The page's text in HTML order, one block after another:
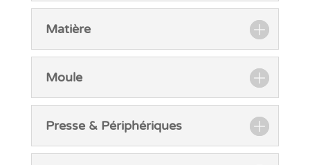
Matière
Moule
Presse & Périphériques